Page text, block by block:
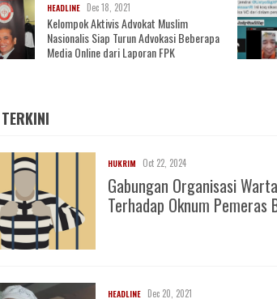
HEADLINE Dec 18, 2021
Kelompok Aktivis Advokat Muslim
Nasionalis Siap Turun Advokasi Beberapa
Media Online dari Laporan FPK
HUKRIM Oct 22, 2024
Gabungan Organisasi
Terhadap Oknum Pemeras
HEADLINE Dec 20, 2021